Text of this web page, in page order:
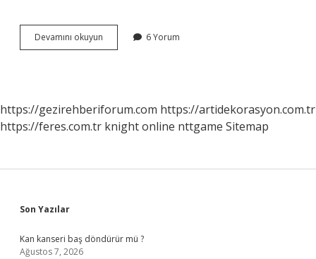
Devamını okuyun Buzlanma
Hangi
6 Yorum
https://gezirehberiforum.com https://artidekorasyon.com.tr
https://feres.com.tr knight online nttgame Sitemap
Sidebar
Son Yazılar
Kan kanseri baş döndürür mü ?
Ağustos 7, 2026